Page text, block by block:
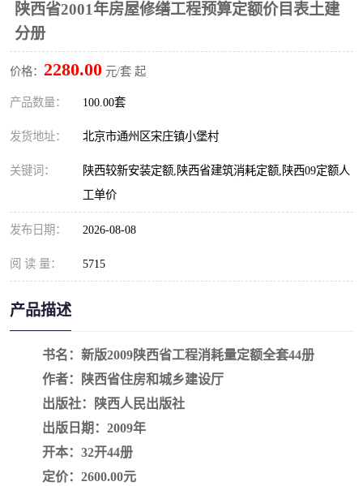
陕西省2001年房屋修缮工程预算定额价目表土建
分册
价格： 2280.00 元/套 起
产品数量： 100.00套
发货地址： 北京市通州区宋庄镇小堡村
关键词：
陕西较新安装定额,陕西省建筑消耗定额,陕西09定额人
工单价
发布日期： 2026-08-08
阅 读 量： 5715
产品描述
书名：新版2009陕西省工程消耗量定额全套44册
作者：陕西省住房和城乡建设厅
出版社：陕西人民出版社
出版日期：2009年
开本：32开44册
定价：2600.00元
电网技改,拆除,检修定额 炼油化工计价依据定额
信息通信建设工程预算定
额
火力发电机组检修定额
湖北建设工程消耗量定额
煤炭建设工程预算定额 钢铁检修工程预算定额
黄金矿山工程预算定额 冶金工业矿山建设工程预
算定额2
冶金工业建设工程预算定
额
人防工程预算定额
电子工程概预算定额
疏浚工程预算定额
吉林建设工程计价定额 辽宁省建筑工程预算定额
福建建设工程预算定额
辽宁省工程计价定额